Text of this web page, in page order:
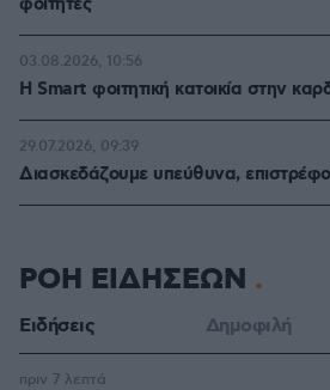
φοιτητές
Η Smart φοιτητική κατοικία στην
03.08.2026, 10:56
Διασκεδάζουμε υπεύθυνα,
29.07.2026, 09:39
ΡΟΗ ΕΙΔΗΣΕΩΝ
Ειδήσεις Δημοφιλή
πριν 7 λεπτά